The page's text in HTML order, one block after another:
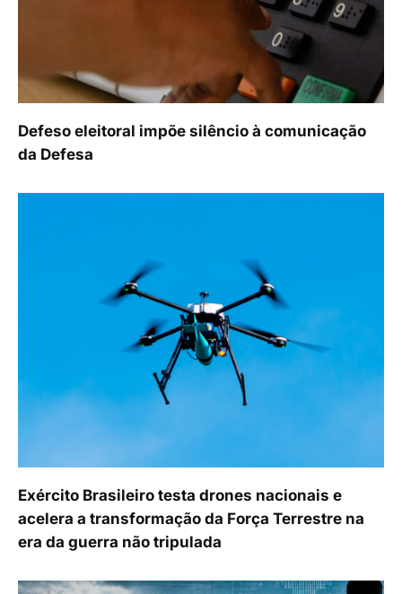
Defeso eleitoral impõe silêncio à comunicação
da Defesa
Exército Brasileiro testa drones nacionais e
acelera a transformação da Força Terrestre na
era da guerra não tripulada